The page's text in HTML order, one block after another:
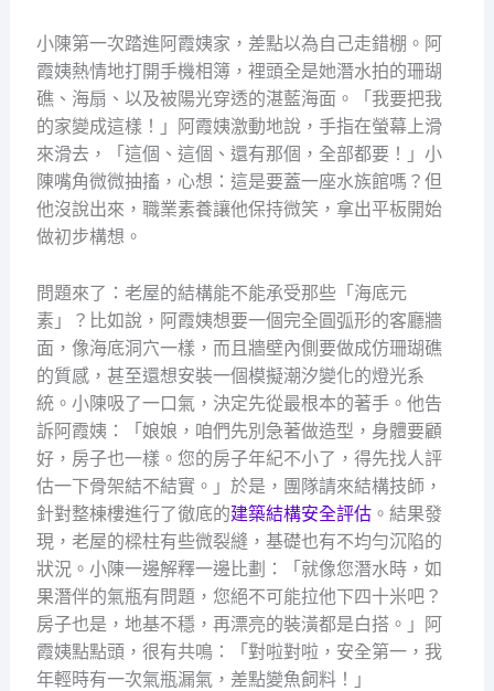
小陳第一次踏進阿霞姨家，差點以為自己走錯棚。阿
霞姨熱情地打開手機相簿，裡頭全是她潛水拍的珊瑚
礁、海扇、以及被陽光穿透的湛藍海面。「我要把我
的家變成這樣！」阿霞姨激動地說，手指在螢幕上滑
來滑去，「這個、這個、還有那個，全部都要！」小
陳嘴角微微抽搐，心想：這是要蓋一座水族館嗎？但
他沒說出來，職業素養讓他保持微笑，拿出平板開始
做初步構想。
問題來了：老屋的結構能不能承受那些「海底元
素」？比如說，阿霞姨想要一個完全圓弧形的客廳牆
面，像海底洞穴一樣，而且牆壁內側要做成仿珊瑚礁
的質感，甚至還想安裝一個模擬潮汐變化的燈光系
統。小陳吸了一口氣，決定先從最根本的著手。他告
訴阿霞姨：「娘娘，咱們先別急著做造型，身體要顧
好，房子也一樣。您的房子年紀不小了，得先找人評
估一下骨架結不結實。」於是，團隊請來結構技師，
針對整棟樓進行了徹底的建築結構安全評估。結果發
現，老屋的樑柱有些微裂縫，基礎也有不均勻沉陷的
狀況。小陳一邊解釋一邊比劃：「就像您潛水時，如
果潛伴的氣瓶有問題，您絕不可能拉他下四十米吧？
房子也是，地基不穩，再漂亮的裝潢都是白搭。」阿
霞姨點點頭，很有共鳴：「對啦對啦，安全第一，我
年輕時有一次氣瓶漏氣，差點變魚飼料！」